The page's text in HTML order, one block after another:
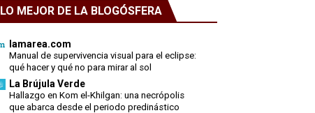
LO MEJOR DE LA BLOGÓSFERA
lamarea.com
Manual de supervivencia visual para el eclipse:
qué hacer y qué no para mirar al sol
La Brújula Verde
Hallazgo en Kom el-Khilgan: una necrópolis
que abarca desde el periodo predinástico